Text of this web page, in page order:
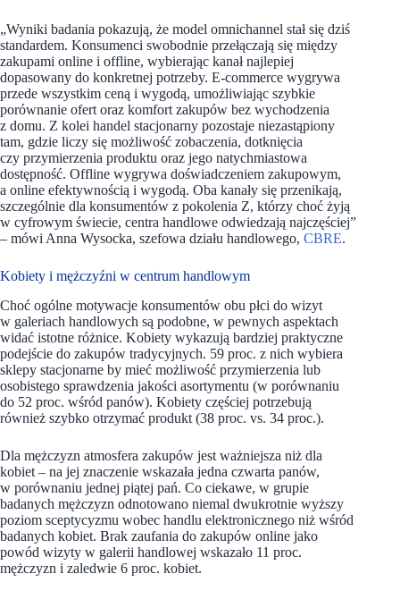
„Wyniki badania pokazują, że model omnichannel stał się dziś
standardem. Konsumenci swobodnie przełączają się między
zakupami online i offline, wybierając kanał najlepiej
dopasowany do konkretnej potrzeby. E-commerce wygrywa
przede wszystkim ceną i wygodą, umożliwiając szybkie
porównanie ofert oraz komfort zakupów bez wychodzenia
z domu. Z kolei handel stacjonarny pozostaje niezastąpiony
tam, gdzie liczy się możliwość zobaczenia, dotknięcia
czy przymierzenia produktu oraz jego natychmiastowa
dostępność. Offline wygrywa doświadczeniem zakupowym,
a online efektywnością i wygodą. Oba kanały się przenikają,
szczególnie dla konsumentów z pokolenia Z, którzy choć żyją
w cyfrowym świecie, centra handlowe odwiedzają najczęściej”
– mówi Anna Wysocka, szefowa działu handlowego, CBRE.
Kobiety i mężczyźni w centrum handlowym
Choć ogólne motywacje konsumentów obu płci do wizyt
w galeriach handlowych są podobne, w pewnych aspektach
widać istotne różnice. Kobiety wykazują bardziej praktyczne
podejście do zakupów tradycyjnych. 59 proc. z nich wybiera
sklepy stacjonarne by mieć możliwość przymierzenia lub
osobistego sprawdzenia jakości asortymentu (w porównaniu
do 52 proc. wśród panów). Kobiety częściej potrzebują
również szybko otrzymać produkt (38 proc. vs. 34 proc.).
Dla mężczyzn atmosfera zakupów jest ważniejsza niż dla
kobiet – na jej znaczenie wskazała jedna czwarta panów,
w porównaniu jednej piątej pań. Co ciekawe, w grupie
badanych mężczyzn odnotowano niemal dwukrotnie wyższy
poziom sceptycyzmu wobec handlu elektronicznego niż wśród
badanych kobiet. Brak zaufania do zakupów online jako
powód wizyty w galerii handlowej wskazało 11 proc.
mężczyzn i zaledwie 6 proc. kobiet.